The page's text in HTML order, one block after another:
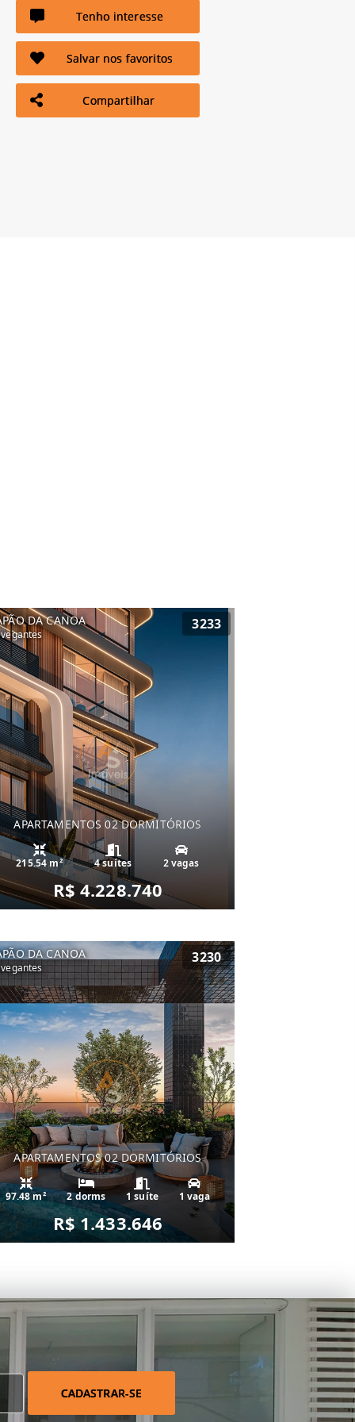
Tenho interesse
Salvar nos favoritos
Compartilhar
DA CANOA 3233
APARTAMENTOS 02 DORMITÓRIOS
215.54 m² 4 suítes 2 vagas
R$ 4.228.740
DA CANOA 3230
APARTAMENTOS 02 DORMITÓRIOS
97.48 m² 2 dorms 1 suíte 1 vaga
R$ 1.433.646
CADASTRAR-SE